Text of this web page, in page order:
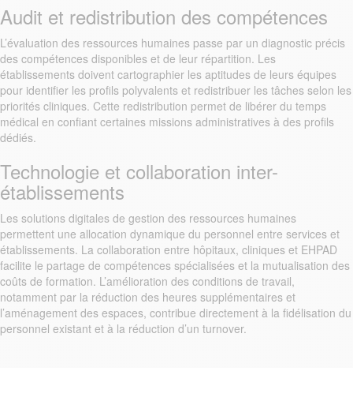
Audit et redistribution des compétences
L’évaluation des ressources humaines passe par un diagnostic précis
des compétences disponibles et de leur répartition. Les
établissements doivent cartographier les aptitudes de leurs équipes
pour identifier les profils polyvalents et redistribuer les tâches selon les
priorités cliniques. Cette redistribution permet de libérer du temps
médical en confiant certaines missions administratives à des profils
dédiés.
Technologie et collaboration inter-
établissements
Les solutions digitales de gestion des ressources humaines
permettent une allocation dynamique du personnel entre services et
établissements. La collaboration entre hôpitaux, cliniques et EHPAD
facilite le partage de compétences spécialisées et la mutualisation des
coûts de formation. L’amélioration des conditions de travail,
notamment par la réduction des heures supplémentaires et
l’aménagement des espaces, contribue directement à la fidélisation du
personnel existant et à la réduction d’un turnover.